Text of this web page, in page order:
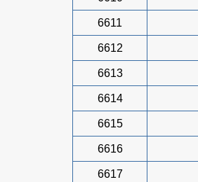
6611
6612
6613
6614
6615
6616
6617